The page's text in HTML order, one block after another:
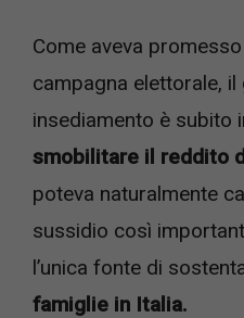
Come aveva
campagna elettorale,
insediamento è subito
smobilitare il reddito
poteva naturalmente
sussidio così
l’unica fonte di
famiglie in Italia.